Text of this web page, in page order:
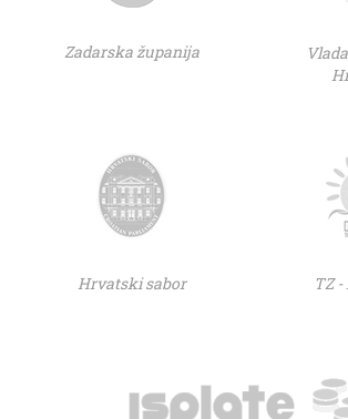
Zadarska županija
Hrvatski sabor TZ